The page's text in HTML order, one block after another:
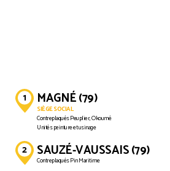
MAGNÉ (79)
SIÈGE SOCIAL
Contreplaqués Peuplier, Okoumé
Unités peinture et usinage
SAUZÉ-VAUSSAIS (79)
Contreplaqués Pin Maritime